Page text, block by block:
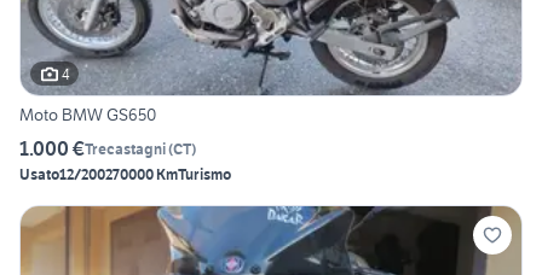
4
Moto BMW GS650
1.000 €Trecastagni(CT)
Usato12/200270000 KmTurismo